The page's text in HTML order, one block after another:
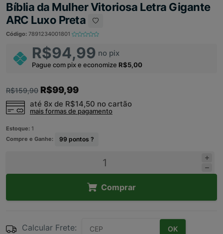
Bíblia da Mulher Vitoriosa Letra Gigante
ARC Luxo Preta
Código: 7891234001801
R$94,99 no pix
Pague com pix e economize R$5,00
R$159,90 R$99,99
até 8x de R$14,50 no cartão
mais formas de pagamento
Estoque: 1
Compre e Ganhe:
99 pontos ?
Comprar
Calcular Frete: OK